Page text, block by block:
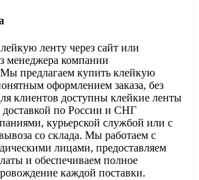
ленту через сайт или
менеджера компании
предлагаем купить клейкую
оформлением заказа, без
клиентов доступны клейкие ленты
по России и СНГ
курьерской службой или с
со склада. Мы работаем с
лицами, предоставляем
и обеспечиваем полное
каждой поставки.